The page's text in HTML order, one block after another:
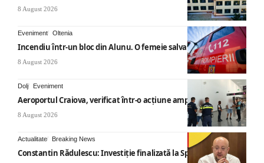
8 August 2026
Eveniment Oltenia
Incendiu într-un bloc din Alunu. O femeie salvată
8 August 2026
Dolj Eveniment
Aeroportul Craiova, verificat într-o acțiune amplă
8 August 2026
Actualitate Breaking News
Constantin Rădulescu: Investiție finalizată la Spitalul Mihăești